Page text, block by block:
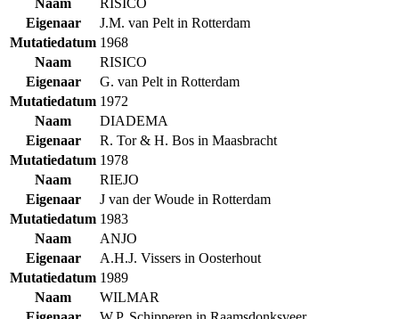
Eigenaar
J.M. van Pelt in Rotterdam
Mutatiedatum 1968
Naam
RISICO
Eigenaar
G. van Pelt in Rotterdam
Mutatiedatum 1972
Naam
DIADEMA
Eigenaar
R. Tor & H. Bos in Maasbracht
Mutatiedatum 1978
Naam
RIEJO
Eigenaar
J van der Woude in Rotterdam
Mutatiedatum 1983
Naam
ANJO
Eigenaar
A.H.J. Vissers in Oosterhout
Mutatiedatum 1989
Naam
WILMAR